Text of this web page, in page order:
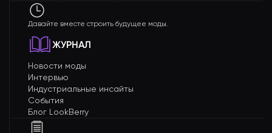
Давайте вместе строить будущее моды.
ЖУРНАЛ
Новости моды
Интервью
Индустриальные инсайты
События
Блог LookBerry